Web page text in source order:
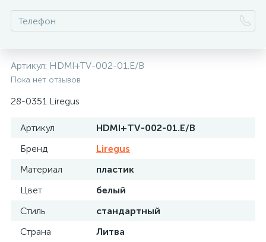
Артикул: HDMI+TV-002-01.E/B
Пока нет отзывов
28-0351 Liregus
Артикул
HDMI+TV-002-01.E/B
Бренд
Liregus
Материал
пластик
Цвет
белый
Стиль
стандартный
Страна
Литва